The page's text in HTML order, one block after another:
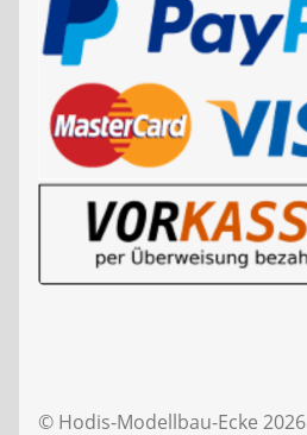
© Hodis-Modellbau-Ecke 2026